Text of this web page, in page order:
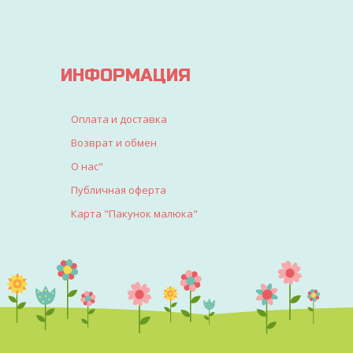
ИНФОРМАЦИЯ
Оплата и доставка
Возврат и обмен
О нас"
Публичная оферта
Карта "Пакунок малюка"